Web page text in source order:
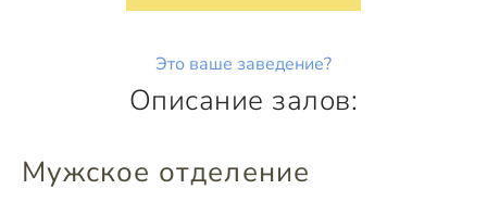
Это ваше заведение?
Описание залов:
Мужское отделение